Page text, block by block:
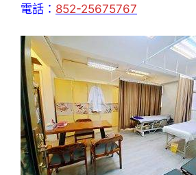
電話： 852-25675767